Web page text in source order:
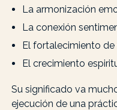
La armonización
La conexión
El fortalecimiento de
El crecimiento
Su significado va
ejecución de una